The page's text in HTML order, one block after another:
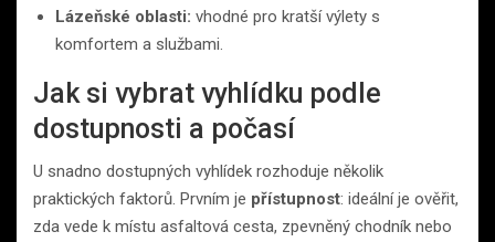
Lázeňské oblasti: vhodné pro kratší výlety s
komfortem a službami.
Jak si vybrat vyhlídku podle
dostupnosti a počasí
U snadno dostupných vyhlídek rozhoduje několik
praktických faktorů. Prvním je přístupnost: ideální je ověřit,
zda vede k místu asfaltová cesta, zpevněný chodník nebo